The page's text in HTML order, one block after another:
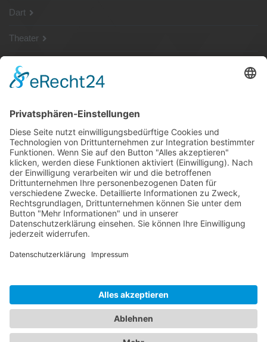
Dart
Theater
SG Shop
Sponsoren
Kontakt
Social Media
Rechtliches